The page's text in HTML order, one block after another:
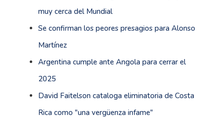
muy cerca del Mundial
Se confirman los peores presagios para Alonso
Martínez
Argentina cumple ante Angola para cerrar el
2025
David Faitelson cataloga eliminatoria de Costa
Rica como "una vergüenza infame"